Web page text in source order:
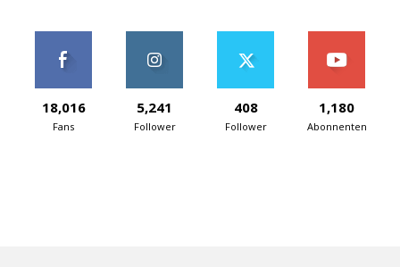
18,016
Fans
5,241
Follower
408
Follower
1,180
Abonnenten